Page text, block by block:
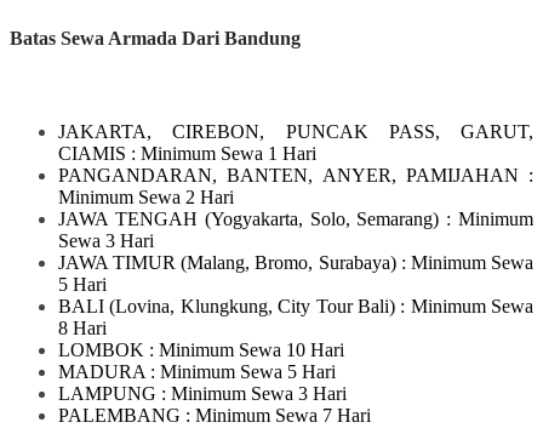
Batas Sewa Armada Dari Bandung
JAKARTA, CIREBON, PUNCAK PASS, GARUT,
CIAMIS : Minimum Sewa 1 Hari
PANGANDARAN, BANTEN, ANYER, PAMIJAHAN :
Minimum Sewa 2 Hari
JAWA TENGAH (Yogyakarta, Solo, Semarang) : Minimum
Sewa 3 Hari
JAWA TIMUR(Malang, Bromo, Surabaya) : Minimum Sewa
5 Hari
BALI (Lovina, Klungkung, City Tour Bali) : Minimum Sewa
8 Hari
LOMBOK : Minimum Sewa 10 Hari
MADURA : Minimum Sewa 5 Hari
LAMPUNG : Minimum Sewa 3 Hari
PALEMBANG : Minimum Sewa 7 Hari